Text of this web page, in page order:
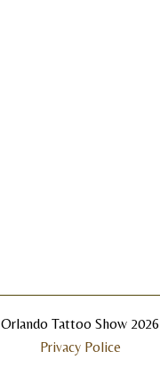
Orlando Tattoo Show 2026
Privacy Police